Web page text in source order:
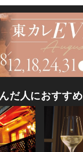
だ人におすすめ